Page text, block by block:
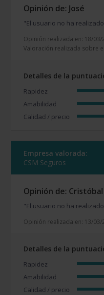
Opinión de: José
"El usuario no ha
Opinión realizada en: 18/03/
Valoración realizada sobre
Detalles de la
Rapidez
Amabilidad
Calidad / precio
Empresa valorada:
CSM Seguros
Opinión de: Cristóbal
"El usuario no ha
Opinión realizada en: 13/03/
Detalles de la
Rapidez
Amabilidad
Calidad / precio